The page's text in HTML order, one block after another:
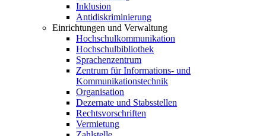
Inklusion
Antidiskriminierung
Einrichtungen und Verwaltung
Hochschulkommunikation
Hochschulbibliothek
Sprachenzentrum
Zentrum für Informations- und
Kommunikationstechnik
Organisation
Dezernate und Stabsstellen
Rechtsvorschriften
Vermietung